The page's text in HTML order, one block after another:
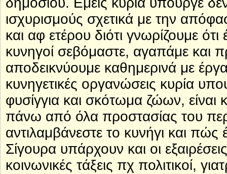
ισχυρισμούς σχετικά με την
και αφ ετέρου διότι γνωρίζουμε
κυνηγοί σεβόμαστε, αγαπάμε και
αποδεικνύουμε καθημερινά με
κυνηγετικές οργανώσεις κυρία
φυσίγγια και σκότωμα ζώων,
πάνω από όλα προστασίας του
αντιλαμβάνεστε το κυνήγι και
Σίγουρα υπάρχουν και οι
κοινωνικές τάξεις πχ πολιτικοί,